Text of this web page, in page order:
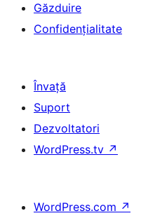
Găzduire
Confidențialitate
Învață
Suport
Dezvoltatori
WordPress.tv ↗
WordPress.com ↗